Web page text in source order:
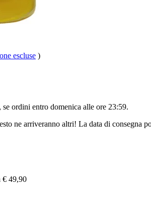
escluse )
, se ordini entro domenica alle ore 23:59.
ne arriveranno altri! La data di consegna
€ 49,90